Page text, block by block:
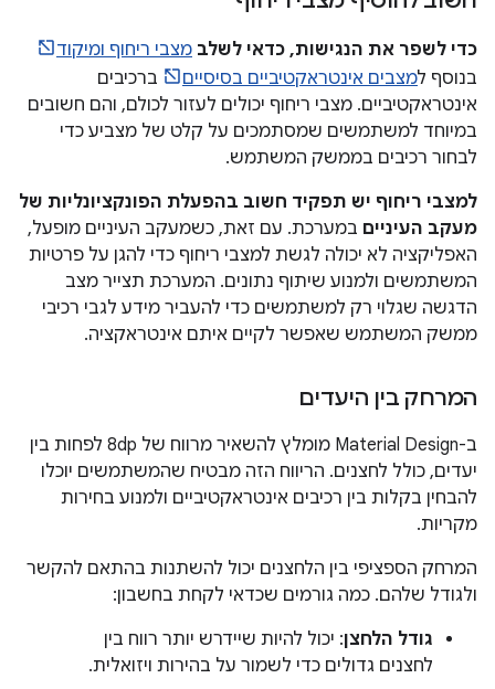
כדי לשפר את הנגישות, כדאי לשלב מצבי ריחוף ומיקוד
בנוסף למצבים אינטראקטיביים בסיסיים
ברכיבים
אינטראקטיביים. מצבי ריחוף יכולים לעזור לכולם, והם חשובים
במיוחד למשתמשים שמסתמכים על קלט של מצביע כדי
לבחור רכיבים בממשק המשתמש.
למצבי ריחוף יש תפקיד חשוב בהפעלת הפונקציונליות של
מעקב העיניים במערכת. עם זאת, כשמעקב העיניים מופעל,
האפליקציה לא יכולה לגשת למצבי ריחוף כדי להגן על פרטיות
המשתמשים ולמנוע שיתוף נתונים. המערכת תצייר מצב
הדגשה שגלוי רק למשתמשים כדי להעביר מידע לגבי רכיבי
ממשק המשתמש שאפשר לקיים איתם אינטראקציה.
המרחק בין היעדים
ב-Material Design מומלץ להשאיר מרווח של 8dp לפחות בין
יעדים, כולל לחצנים. הריווח הזה מבטיח שהמשתמשים יוכלו
להבחין בקלות בין רכיבים אינטראקטיביים ולמנוע בחירות
מקריות.
המרחק הספציפי בין הלחצנים יכול להשתנות בהתאם להקשר
ולגודל שלהם. כמה גורמים שכדאי לקחת בחשבון:
גודל הלחצן: יכול להיות שיידרש יותר רווח בין
לחצנים גדולים כדי לשמור על בהירות ויזואלית.